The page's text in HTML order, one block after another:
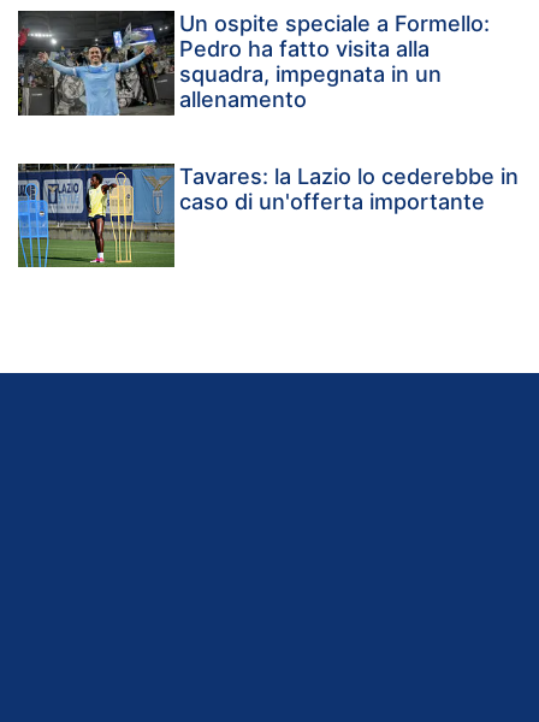
Un ospite speciale a Formello:
Pedro ha fatto visita alla
squadra, impegnata in un
allenamento
Tavares: la Lazio lo cederebbe in
caso di un'offerta importante